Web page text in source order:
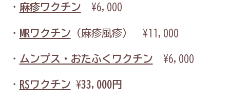
・ 麻疹ワクチン ¥6,000
・ MRワクチン （麻疹風疹） ¥11,000
・ ムンプス・おたふくワクチン ¥6,000
・ RSワクチン ¥33,000円